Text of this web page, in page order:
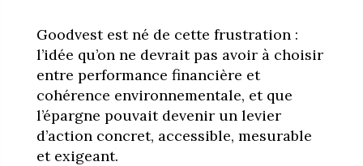
Goodvest est né de cette frustration :
l’idée qu’on ne devrait pas avoir à choisir
entre performance financière et
cohérence environnementale, et que
l’épargne pouvait devenir un levier
d’action concret, accessible, mesurable
et exigeant.